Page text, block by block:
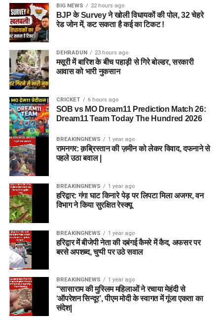
श्री उत्तम दत्ता, एवं अन्य लोग मौजूद रहे।
RELATED TOPICS:
GOVERNOR GURMEET SINGH ALONG WITH HIS WIFE OFFERED
PRAYERS AT MAA DAAT KALI TEMPLE
PRAYING FOR THE HAPPINESS
PROSPERITY AND PROSPERITY OF THE PEOPLE OF THE
STATE.
UP NEXT
जनसभा, माला राज्य लक्ष्मी शाह के लिए मांगे वोट।
DON'T MISS
राज्यपाल गुरमीत सिंह ने माँ डाट काली मंदिर में की पूजा अर्चना,
प्रदेशवासियों की खुशहाली की कामना।
BIG NEWS 22 hours ago
BJP के Survey ने खोली विधायकों की पोल, 32 चेहरे
रेड जोन में, कट सकता है कई का टिकट !
DEHRADUN 23 hours ago
मसूरी में बारिश के बीच पहाड़ी से गिरे बोल्डर, सरकारी
आवास को भारी नुकसान
CRICKET 6 hours ago
SOB vs MO Dream11 Prediction Match 26:
Dream11 Team Today The Hundred 2026
BREAKINGNEWS 1 year ago
रामनगर: क़ब्रिस्तान की ज़मीन को लेकर विवाद, दफनाने से
पहले उठा बवाल |
BREAKINGNEWS 1 year ago
हरिद्वार: गंगा घाट किनारे पेड़ पर लिपटा मिला अजगर, वन
विभाग ने किया सुरक्षित रेस्क्यू
BREAKINGNEWS 1 year ago
हरिद्वार में बीजेपी नेता की दबंगई कैमरे में कैद, अफसर पर
बरसे अपशब्द, चुप्पी पर उठे सवाल
BREAKINGNEWS 1 year ago
“सासाराम की मुस्लिम महिलाओं ने रचाया मेहंदी से
‘ऑपरेशन सिन्दूर’, पीएम मोदी के स्वागत में गूंजा एकता का
संदेश|